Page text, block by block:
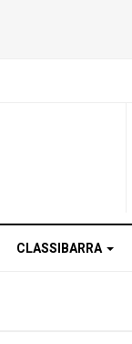
CLASSIBARRA